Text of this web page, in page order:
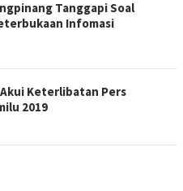
Tanggapi Soal
Infomasi
Keterlibatan Pers
2019